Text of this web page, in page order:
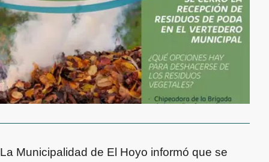
La Municipalidad de El Hoyo informó que se